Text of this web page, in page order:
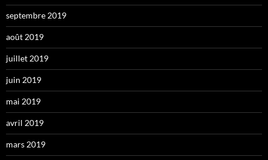
septembre 2019
août 2019
juillet 2019
juin 2019
mai 2019
avril 2019
mars 2019